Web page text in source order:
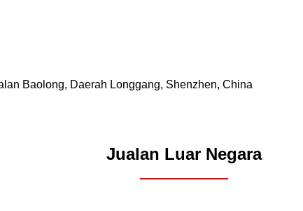
Baolong, Daerah Longgang, Shenzhen, China
Jualan Luar Negara